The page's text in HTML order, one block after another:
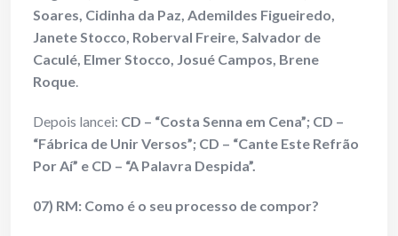
Soares, Cidinha da Paz, Ademildes Figueiredo,
Janete Stocco, Roberval Freire, Salvador de
Caculé, Elmer Stocco, Josué Campos, Brene
Roque.
Depois lancei: CD – “Costa Senna em Cena”; CD –
“Fábrica de Unir Versos”; CD – “Cante Este Refrão
Por Aí” e CD – “A Palavra Despida”.
07) RM: Como é o seu processo de compor?